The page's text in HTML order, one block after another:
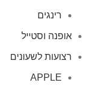
רינגים
אופנה וסטייל
רצועות לשעונים
APPLE